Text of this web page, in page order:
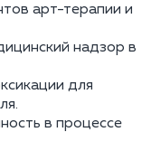
арт-терапии и
надзор в
для
в процессе